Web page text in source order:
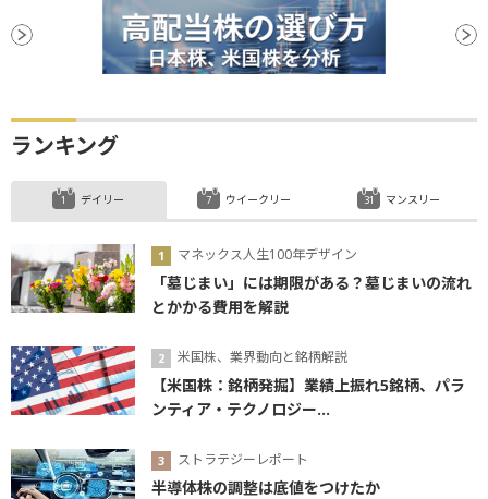
ランキング
デイリー
マネックス人生100年デザイン
「墓じまい」には期限がある？墓じまいの流れ
とかかる費用を解説
米国株、業界動向と銘柄解説
【米国株：銘柄発掘】業績上振れ5銘柄、パラ
ンティア・テクノロジー...
ストラテジーレポート
半導体株の調整は底値をつけたか
ウイークリー マンスリー